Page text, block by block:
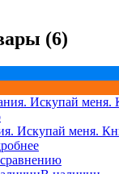
(6)
Искупай меня.